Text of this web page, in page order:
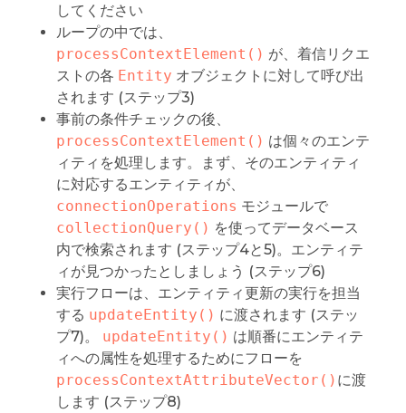
してください
ループの中では、
processContextElement() が、着信リクエ
ストの各 Entity オブジェクトに対して呼び出
されます (ステップ3)
事前の条件チェックの後、
processContextElement() は個々のエンテ
ィティを処理します。まず、そのエンティティ
に対応するエンティティが、
connectionOperations モジュールで
collectionQuery() を使ってデータベース
内で検索されます (ステップ4と5)。エンティテ
ィが見つかったとしましょう (ステップ6)
実行フローは、エンティティ更新の実行を担当
する updateEntity() に渡されます (ステッ
プ7)。 updateEntity() は順番にエンティテ
ィへの属性を処理するためにフローを
processContextAttributeVector() に渡
します (ステップ8)